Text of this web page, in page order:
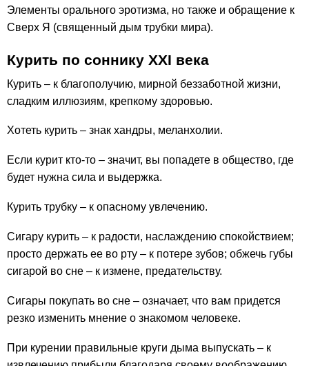
Элементы орального эротизма, но также и обращение к
Сверх Я (священный дым трубки мира).
Курить по соннику ХХІ века
Курить – к благополучию, мирной беззаботной жизни,
сладким иллюзиям, крепкому здоровью.
Хотеть курить – знак хандры, меланхолии.
Если курит кто-то – значит, вы попадете в общество, где
будет нужна сила и выдержка.
Курить трубку – к опасному увлечению.
Сигару курить – к радости, наслаждению спокойствием;
просто держать ее во рту – к потере зубов; обжечь губы
сигарой во сне – к измене, предательству.
Сигары покупать во сне – означает, что вам придется
резко изменить мнение о знакомом человеке.
При курении правильные круги дыма выпускать – к